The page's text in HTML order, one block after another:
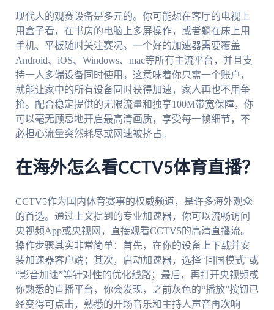
现代人的观赛设备是多元的。你可能想在客厅的电视上
用盒子看，在书房的电脑上多屏操作，或者躺在床上用
手机、平板随时关注赛况。一个好的加速器需要覆盖
Android、iOS、Windows、mac等所有主流平台，并且支
持一人多端设备同时使用。这意味着你只需一个账户，
就能让家中的所有设备同时获得加速，家人再也不用争
抢。配合稳定提供的无限流量和独享100M带宽保障，你
可以毫无顾忌地开启最高清画质，享受每一帧细节，不
必担心流量突然耗尽或网速被挤占。
在海外怎么看CCTV5体育直播？
CCTV5作为国内体育赛事的权威频道，是许多海外观众
的首选。通过上文提到的专业加速器，你可以流畅访问
央视频App或央视网，直接观看CCTV5的高清直播流。
操作步骤其实非常简单：首先，在你的设备上下载并安
装加速器客户端；其次，启动加速器，选择“回国模式”或
“影音加速”等针对性的优化线路；最后，再打开央视频或
你熟悉的直播平台，你会发现，之前灰色的“播放”按钮已
经变得可点击，熟悉的开场音乐和主持人声音再次响